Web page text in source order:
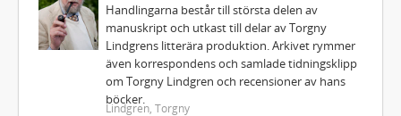
Handlingarna består till största delen av
manuskript och utkast till delar av Torgny
Lindgrens litterära produktion. Arkivet rymmer
även korrespondens och samlade tidningsklipp
om Torgny Lindgren och recensioner av hans
böcker.
Lindgren, Torgny